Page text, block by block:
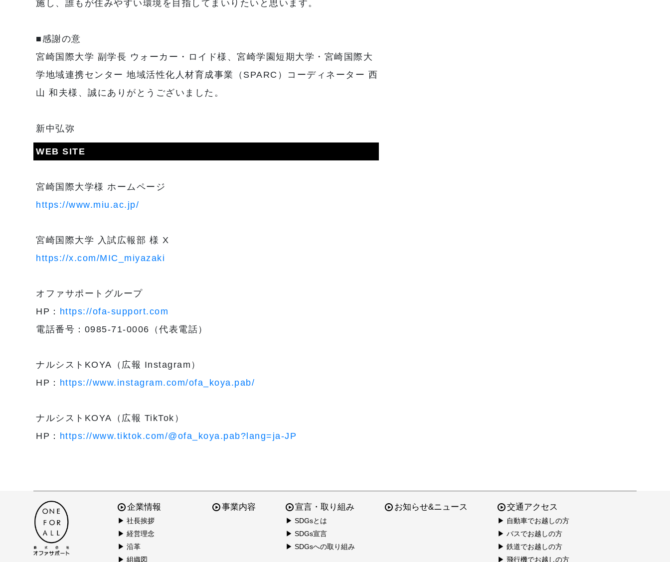
施し、誰もが住みやすい環境を目指してまいりたいと思います。
■感謝の意
宮崎国際大学 副学長 ウォーカー・ロイド様、宮崎学園短期大学・宮崎国際大
学地域連携センター 地域活性化人材育成事業（SPARC）コーディネーター 西
山 和夫様、誠にありがとうございました。
新中弘弥
WEB SITE
宮崎国際大学様 ホームページ
https://www.miu.ac.jp/
宮崎国際大学 入試広報部 様 X
https://x.com/MIC_miyazaki
オファサポートグループ
HP： https://ofa-support.com
電話番号：0985-71-0006（代表電話）
ナルシストKOYA（広報 Instagram）
HP： https://www.instagram.com/ofa_koya.pab/
ナルシストKOYA（広報 TikTok）
HP： https://www.tiktok.com/@ofa_koya.pab?lang=ja-JP
企業情報
▶ 社長挨拶
▶ 経営理念
▶ 沿革
▶ 組織図
事業内容 宣言・取り組み
▶ SDGsとは
▶ SDGs宣言
▶ SDGsへの取り組み
お知らせ&ニュース 交通アクセス
▶ 自動車でお越しの方
▶ バスでお越しの方
▶ 鉄道でお越しの方
▶ 飛行機でお越しの方